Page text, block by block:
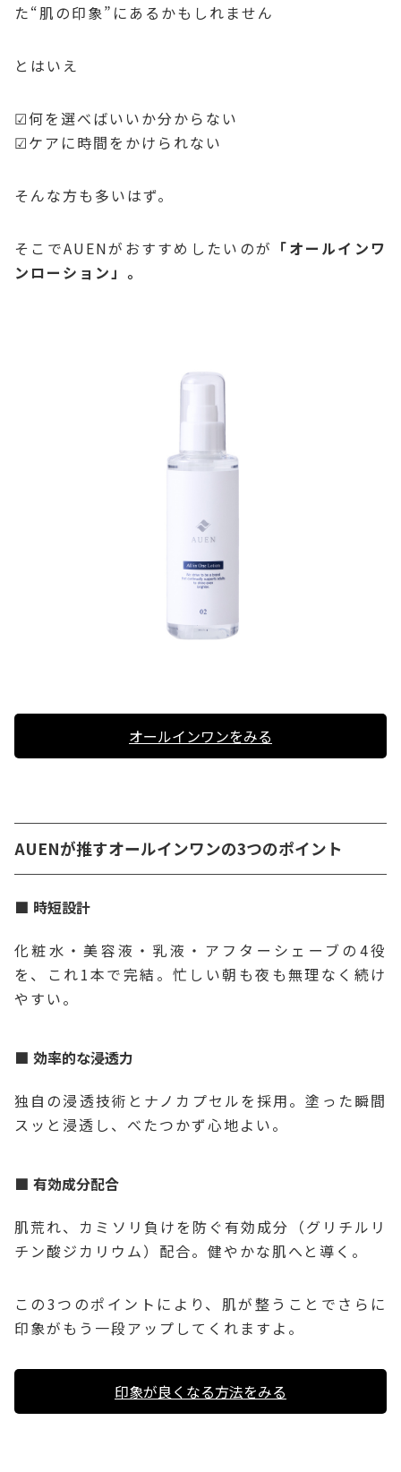
た“肌の印象”にあるかもしれません
とはいえ
☑何を選べばいいか分からない
☑ケアに時間をかけられない
そんな方も多いはず。
そこでAUENがおすすめしたいのが 「オールインワ
ンローション」。
オールインワンをみる
AUENが推すオールインワンの3つのポイント
時短設計
化粧水・美容液・乳液・アフターシェーブの4役
を、これ1本で完結。忙しい朝も夜も無理なく続け
やすい。
効率的な浸透力
独自の浸透技術とナノカプセルを採用。塗った瞬間
スッと浸透し、べたつかず心地よい。
有効成分配合
肌荒れ、カミソリ負けを防ぐ有効成分（グリチルリ
チン酸ジカリウム）配合。健やかな肌へと導く。
この3つのポイントにより、肌が整うことでさらに
印象がもう一段アップしてくれますよ。
印象が良くなる方法をみる